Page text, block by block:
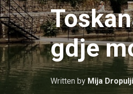
gdje
Written by Mija